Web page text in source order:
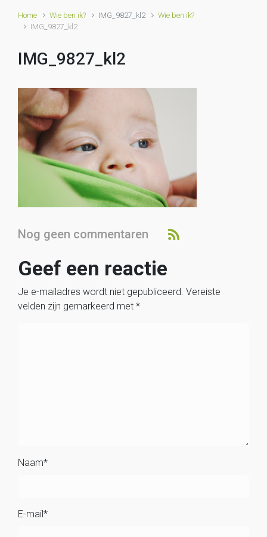
Home Wie ben ik? IMG_9827_kl2
Wie ben ik?
IMG_9827_kl2
IMG_9827_kl2
Nog geen commentaren
Geef een reactie
Je e-mailadres wordt niet gepubliceerd. Vereiste
velden zijn gemarkeerd met *
Naam*
E-mail*